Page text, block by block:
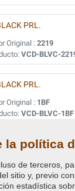
PRL.
Original :2219
VCD-BLVC-
PRL.
Original : 1BF
VCD-BLVC-1BF
PRL
Original : 1AF
VCD-BLVC-1AF
la política
de terceros,
sitio y, previo
estadística